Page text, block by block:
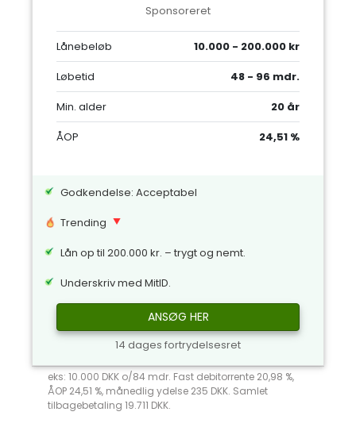
Sponsoreret
Lånebeløb
10.000 - 200.000 kr
Løbetid
48 - 96 mdr.
Min. alder
20 år
ÅOP
24,51 %
Godkendelse: Acceptabel
Trending
Lån op til 200.000 kr. – trygt og nemt.
Underskriv med MitID.
ANSØG HER
14 dages fortrydelsesret
eks: 10.000 DKK o/84 mdr. Fast debitorrente 20,98 %,
ÅOP 24,51 %, månedlig ydelse 235 DKK. Samlet
tilbagebetaling 19.711 DKK.